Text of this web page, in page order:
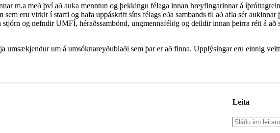
m.a með því að auka menntun og þekkingu félaga innan hreyfingarinnar á
eru virkir í starfi og hafa uppáskrift síns félags eða sambands til að afla sér
og nefndir UMFÍ, héraðssambönd, ungmennafélög og deildir innan þeirra rétt á
umsækjendur um á umsóknareyðublaði sem þar er að finna. Upplýsingar eru einnig
Leita